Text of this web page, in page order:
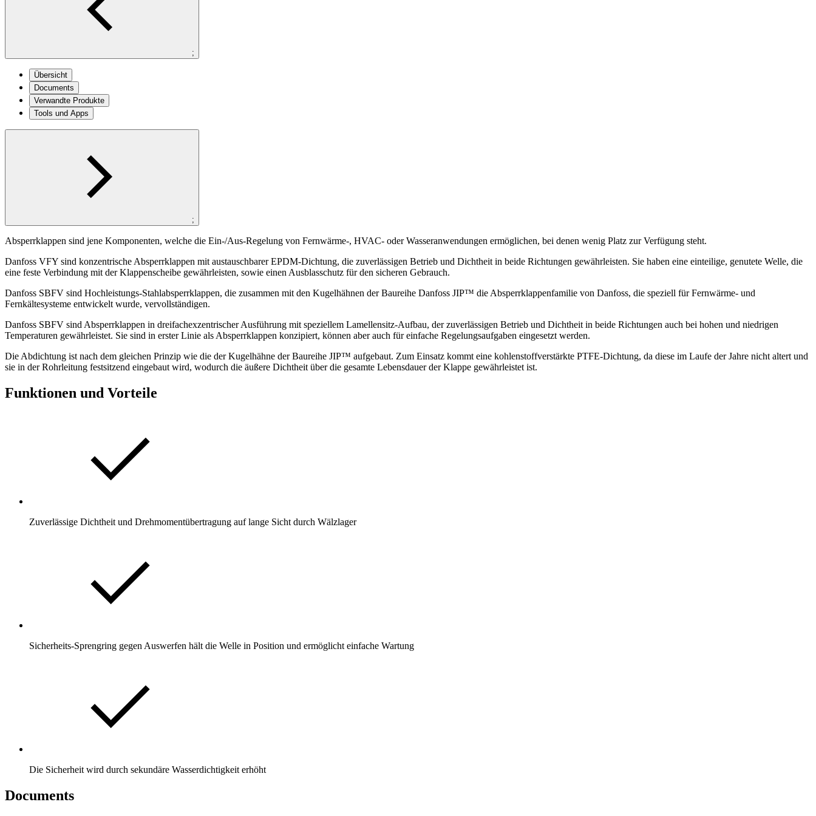
;
Übersicht
Documents
Verwandte Produkte
Tools und Apps
;
Absperrklappen sind jene Komponenten, welche die Ein-/Aus-Regelung von Fernwärme-, HVAC- oder Wasseranwendungen ermöglichen, bei denen wenig Platz zur Verfügung steht.
Danfoss VFY sind konzentrische Absperrklappen mit austauschbarer EPDM-Dichtung, die zuverlässigen Betrieb und Dichtheit in beide Richtungen gewährleisten. Sie haben eine einteilige, genutete Welle, die
eine feste Verbindung mit der Klappenscheibe gewährleisten, sowie einen Ausblasschutz für den sicheren Gebrauch.
Danfoss SBFV sind Hochleistungs-Stahlabsperrklappen, die zusammen mit den Kugelhähnen der Baureihe Danfoss JIP™ die Absperrklappenfamilie von Danfoss, die speziell für Fernwärme- und
Fernkältesysteme entwickelt wurde, vervollständigen.
Danfoss SBFV sind Absperrklappen in dreifachexzentrischer Ausführung mit speziellem Lamellensitz-Aufbau, der zuverlässigen Betrieb und Dichtheit in beide Richtungen auch bei hohen und niedrigen
Temperaturen gewährleistet. Sie sind in erster Linie als Absperrklappen konzipiert, können aber auch für einfache Regelungsaufgaben eingesetzt werden.
Die Abdichtung ist nach dem gleichen Prinzip wie die der Kugelhähne der Baureihe JIP™ aufgebaut. Zum Einsatz kommt eine kohlenstoffverstärkte PTFE-Dichtung, da diese im Laufe der Jahre nicht altert und
sie in der Rohrleitung festsitzend eingebaut wird, wodurch die äußere Dichtheit über die gesamte Lebensdauer der Klappe gewährleistet ist.
Funktionen und Vorteile
Zuverlässige Dichtheit und Drehmomentübertragung auf lange Sicht durch Wälzlager
Sicherheits-Sprengring gegen Auswerfen hält die Welle in Position und ermöglicht einfache Wartung
Die Sicherheit wird durch sekundäre Wasserdichtigkeit erhöht
Documents